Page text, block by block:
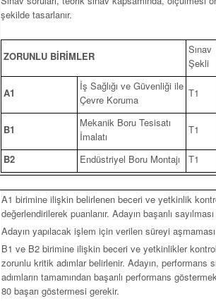
şekilde tasarlanır.
ZORUNLU BİRİMLER
Sınav
Şekli
A1
İş Sağlığı ve Güvenliği ile
Çevre Koruma
T1
B1
Mekanik Boru Tesisatı
İmalatı
T1
B2 Endüstriyel Boru Montajı T1
A1 birimine ilişkin belirlenen beceri ve yetkinlik
değerlendirilerek puanlanır. Adayın başarılı
Adayın yapılacak işlem için verilen süreyi
B1 ve B2 birimine ilişkin beceri ve yetkinlikler
zorunlu kritik adımlar belirlenir. Adayın, performans
adımların tamamından başarılı performans
80 başarı göstermesi gerekir.